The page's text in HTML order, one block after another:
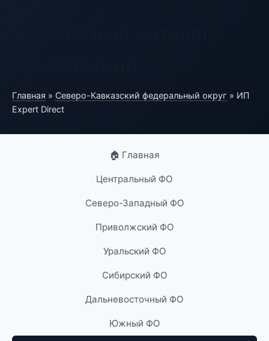
Главная » Северо-Кавказский федеральный округ » ИП
Expert Direct
🏠 Главная
Центральный ФО
Северо-Западный ФО
Приволжский ФО
Уральский ФО
Сибирский ФО
Дальневосточный ФО
Южный ФО